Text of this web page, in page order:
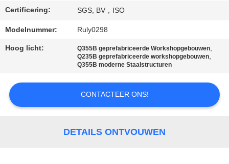
CONTACTEER
ONS
NIEUWS
FOUTENOPLOSSING
Certificering: SGS, BV，ISO
Modelnummer: Ruly0298
Hoog licht: Q355B geprefabriceerde Workshopgebouwen,
Q235B geprefabriceerde workshopgebouwen,
Q355B moderne Staalstructuren
CONTACTEER ONS!
DETAILS ONTVOUWEN